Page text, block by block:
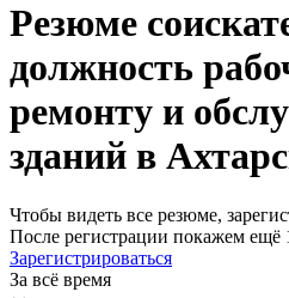
Резюме
должность
ремонту и
зданий в
Чтобы видеть все резюме,
После регистрации покажем ещё
Зарегистрироваться
За всё время